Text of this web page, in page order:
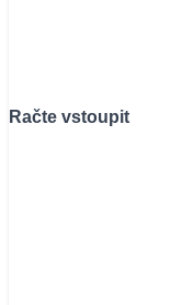
Račte vstoupit